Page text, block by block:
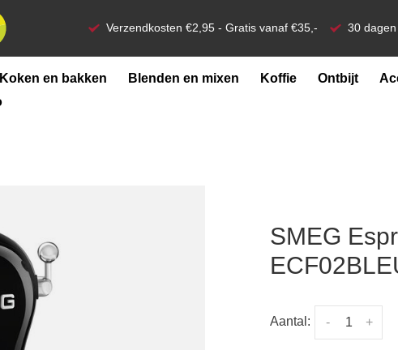
Verzendkosten €2,95 - Gratis vanaf €35,- 30
Koken en bakken Blenden en mixen Koffie Ontbijt
SMEG
Aantal: +
-